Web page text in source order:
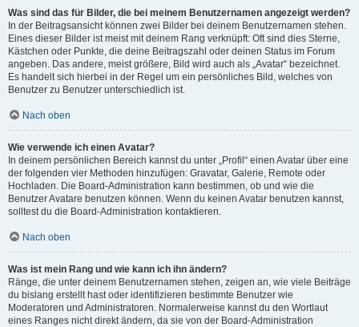
Was sind das für Bilder, die bei meinem Benutzernamen angezeigt werden?
In der Beitragsansicht können zwei Bilder bei deinem Benutzernamen stehen.
Eines dieser Bilder ist meist mit deinem Rang verknüpft: Oft sind dies Sterne,
Kästchen oder Punkte, die deine Beitragszahl oder deinen Status im Forum
angeben. Das andere, meist größere, Bild wird auch als „Avatar“ bezeichnet.
Es handelt sich hierbei in der Regel um ein persönliches Bild, welches von
Benutzer zu Benutzer unterschiedlich ist.
Nach oben
Wie verwende ich einen Avatar?
In deinem persönlichen Bereich kannst du unter „Profil“ einen Avatar über eine
der folgenden vier Methoden hinzufügen: Gravatar, Galerie, Remote oder
Hochladen. Die Board-Administration kann bestimmen, ob und wie die
Benutzer Avatare benutzen können. Wenn du keinen Avatar benutzen kannst,
solltest du die Board-Administration kontaktieren.
Nach oben
Was ist mein Rang und wie kann ich ihn ändern?
Ränge, die unter deinem Benutzernamen stehen, zeigen an, wie viele Beiträge
du bislang erstellt hast oder identifizieren bestimmte Benutzer wie
Moderatoren und Administratoren. Normalerweise kannst du den Wortlaut
eines Ranges nicht direkt ändern, da sie von der Board-Administration